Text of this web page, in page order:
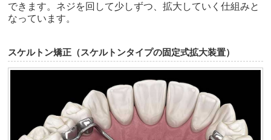
できます。ネジを回して少しずつ、拡大していく仕組みと
なっています。
スケルトン矯正（スケルトンタイプの固定式拡大装置）